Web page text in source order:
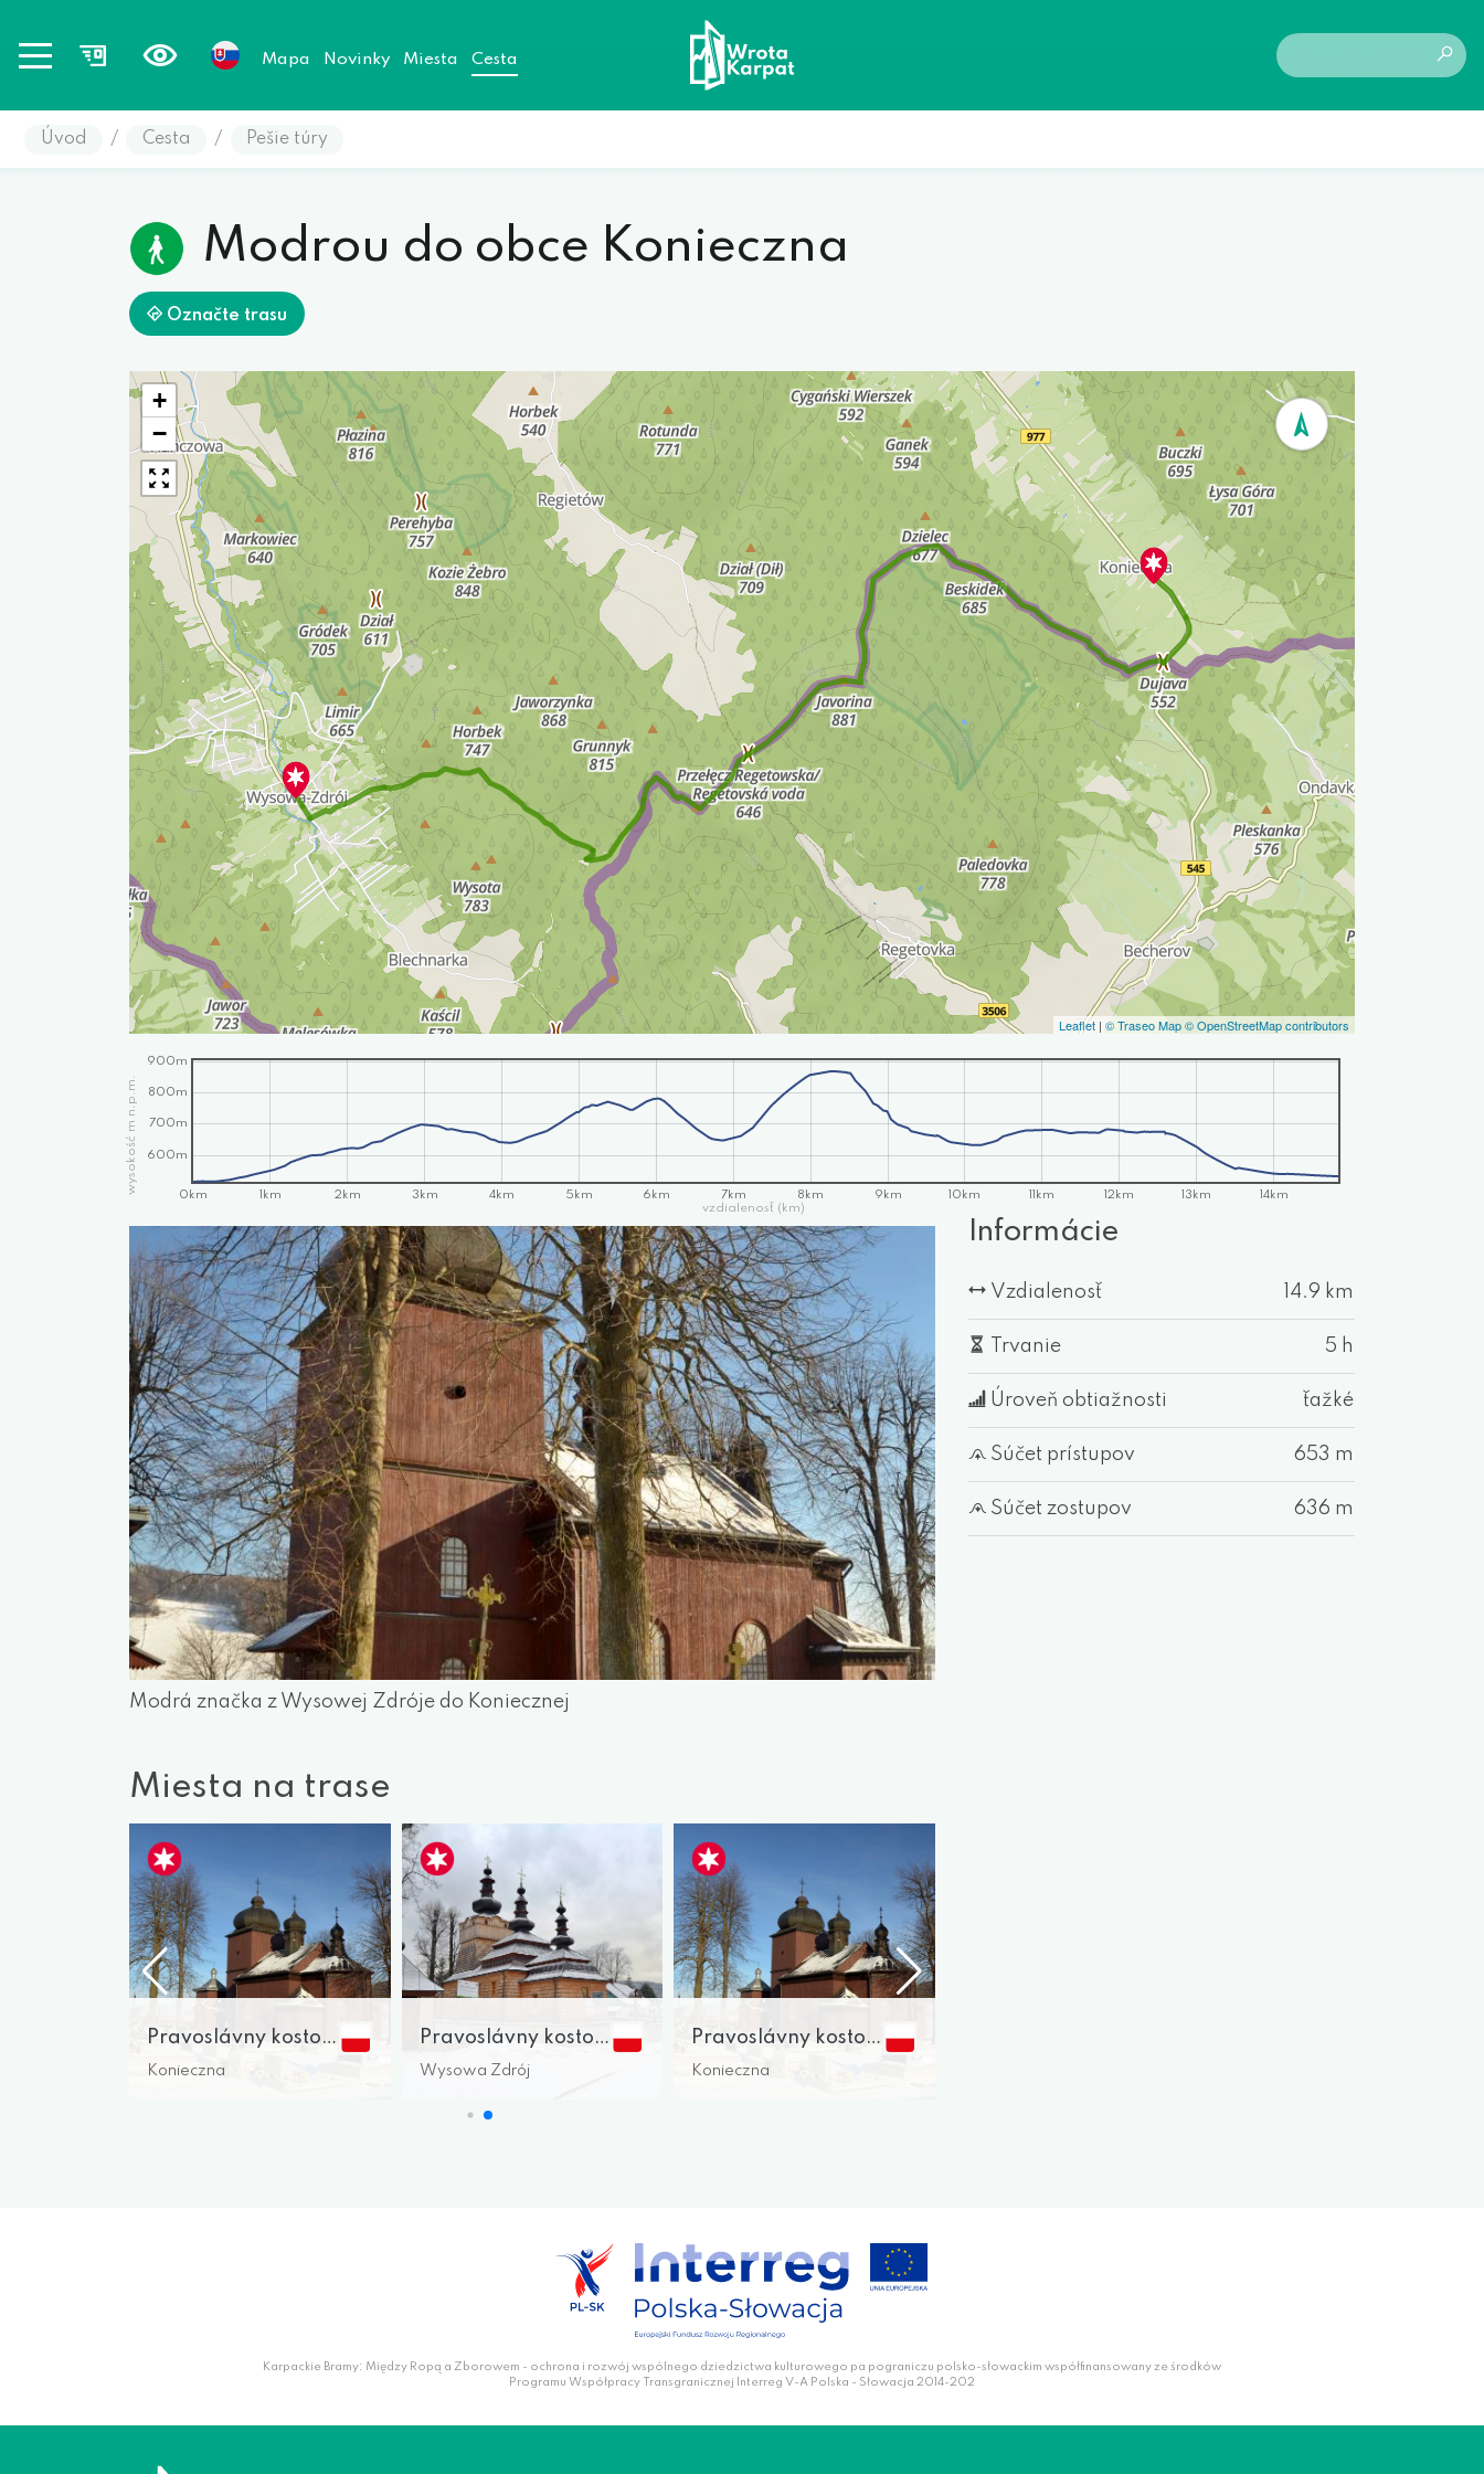
Mapa Novinky Miesta Cesta
Úvod / Cesta / Pešie túry
Modrou do obce Konieczna
Označte trasu
+
−
Leaflet | © Traseo Map© OpenStreetMap contributors
vzdialenosť (km)
wysokość m n.p.m.
0km 1km 2km 3km 4km 5km 6km 7km 8km 9km 10km 11km 12km 13km 14km
600m
700m
800m
900m
Modrá značka z Wysowej Zdróje do Koniecznej
Miesta na trase
Pravoslávny kostol sv. Bazila Veľkého
Konieczna
Pravoslávny kostol sv. Michala archanjela
Wysowa Zdrój
Pravoslávny kostol sv. Bazila Veľkého
Konieczna
Informácie
Vzdialenosť 14.9 km
Trvanie 5 h
Úroveň obtiažnosti ťažké
Súčet prístupov 653 m
Súčet zostupov 636 m
Karpackie Bramy: Między Ropą a Zborowem - ochrona i rozwój wspólnego dziedzictwa kulturowego pa pograniczu polsko-słowackim współfinansowany ze środków
Programu Współpracy Transgranicznej Interreg V-A Polska - Słowacja 2014-202